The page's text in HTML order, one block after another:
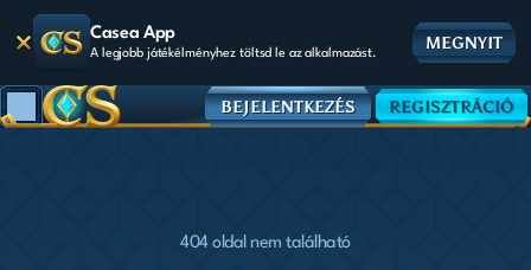
Casea App
A legjobb játékélményhez töltsd le az alkalmazást.
MEGNYIT
BEJELENTKEZÉS REGISZTRÁCIÓ
404 oldal nem található